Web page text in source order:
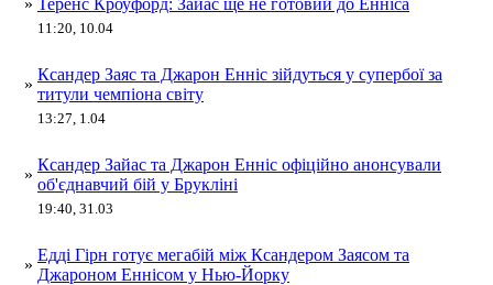
» Теренс Кроуфорд: Зайас ще не готовий до Енніса
11:20, 10.04
»
Ксандер Заяс та Джарон Енніс зійдуться у супербої за
титули чемпіона світу
13:27, 1.04
»
Ксандер Зайас та Джарон Енніс офіційно анонсували
об'єднавчий бій у Брукліні
19:40, 31.03
»
Едді Гірн готує мегабій між Ксандером Заясом та
Джароном Еннісом у Нью-Йорку